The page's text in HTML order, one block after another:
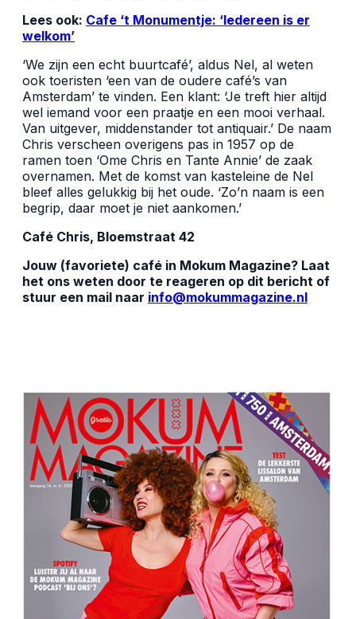
Lees ook: Cafe ‘t Monumentje: ‘Iedereen is er
welkom’
‘We zijn een echt buurtcafé’, aldus Nel, al weten
ook toeristen ‘een van de oudere café’s van
Amsterdam’ te vinden. Een klant: ‘Je treft hier altijd
wel iemand voor een praatje en een mooi verhaal.
Van uitgever, middenstander tot antiquair.’ De naam
Chris verscheen overigens pas in 1957 op de
ramen toen ‘Ome Chris en Tante Annie’ de zaak
overnamen. Met de komst van kasteleine de Nel
bleef alles gelukkig bij het oude. ‘Zo’n naam is een
begrip, daar moet je niet aankomen.’
Café Chris, Bloemstraat 42
Jouw (favoriete) café in Mokum Magazine? Laat
het ons weten door te reageren op dit bericht of
stuur een mail naar info@mokummagazine.nl